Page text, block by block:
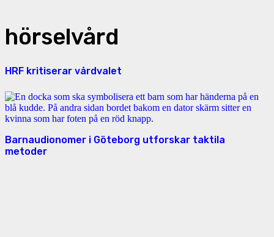
hörselvård
HRF kritiserar vårdvalet
Barnaudionomer i Göteborg utforskar taktila
metoder